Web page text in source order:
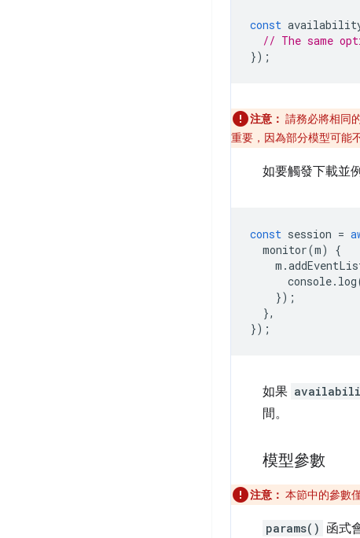
const
// The same
});
注意： 請務必將相同
重要，因為部分模型可能
如要觸發下載並
const session =
monitor(m)
{
m .
console. log
});
},
});
如果
間。
模型參數
注意： 本節中的參數
params() 函式